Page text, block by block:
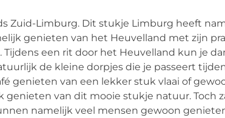
Zuid-Limburg. Dit stukje Limburg heeft
genieten van het Heuvelland met zijn
een rit door het Heuvelland kun je
de kleine dorpjes die je passeert
genieten van een lekker stuk vlaai of
genieten van dit mooie stukje natuur. Toch
namelijk veel mensen gewoon